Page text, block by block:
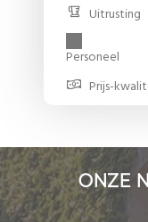
Uitrusting
Personeel
Prijs-
ONZE